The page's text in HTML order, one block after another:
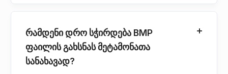
რამდენი დრო სჭირდება BMP
ფაილის გახსნას მეტამონათა
სანახავად?